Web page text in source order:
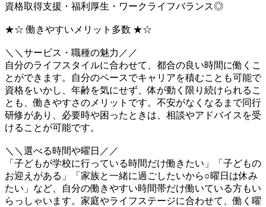
資格取得支援・福利厚生・ワークライフバランス◎
★☆ 働きやすいメリット多数 ★☆
＼＼サービス・職種の魅力／／
自分のライフスタイルに合わせて、都合の良い時間に働くこ
とができます。自分のペースでキャリアを積むことも可能で
資格をいかし、年齢を気にせず、体が動く限り続けられるこ
とも、働きやすさのメリットです。不安がなくなるまで同行
研修があり、必要時や困ったときは、相談やアドバイスを受
けることが可能です。
＼＼選べる時間や曜日／／
「子どもが学校に行っている時間だけ働きたい」「子どもの
お迎えがある」「家族と一緒に過ごしたいから○曜日は休み
たい」など、自分の働きやすい時間帯だけ働いている方もい
らっしゃいます。家庭やライフステージに合わせて、働く曜